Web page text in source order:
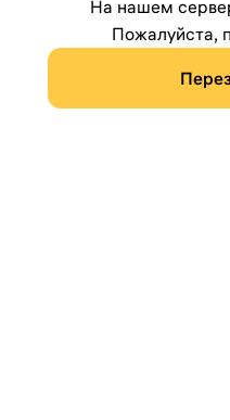
На нашем
Пожалуйста,